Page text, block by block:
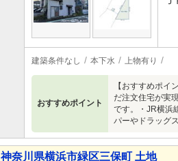
建築条件なし 本下水 上物有り
おすすめポイント
【おすすめポ
だ注文住宅が実
です。・JR横浜
パーやドラッグ
神奈川県横浜市緑区三保町 土地